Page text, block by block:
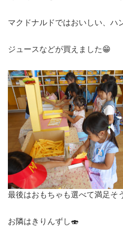
マクドナルドではおいしい、ハ
ジュースなどが買えました😁
最後はおもちゃも選べて満足そ
お隣はきりんずし🍣